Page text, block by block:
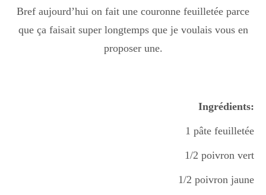
Bref aujourd’hui on fait une couronne feuilletée parce
que ça faisait super longtemps que je voulais vous en
proposer une.
Ingrédients:
1 pâte feuilletée
1/2 poivron vert
1/2 poivron jaune